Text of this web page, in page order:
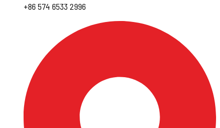
+86 574 6533 2996